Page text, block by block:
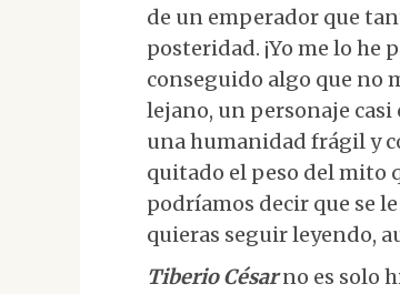
de un emperador que
posteridad. ¡Yo me lo he
conseguido algo que no
lejano, un personaje casi
una humanidad frágil y
quitado el peso del mito
podríamos decir que se
quieras seguir leyendo,
Tiberio Césarno es solo